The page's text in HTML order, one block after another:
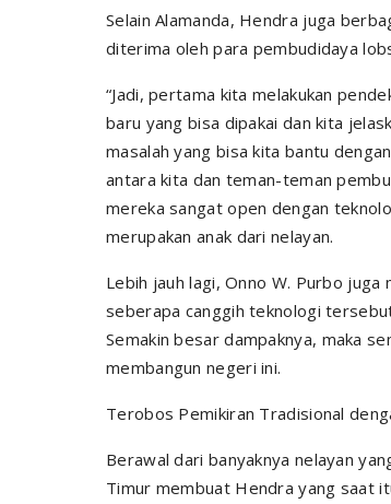
Selain Alamanda, Hendra juga
diterima oleh para pembudidaya
“Jadi, pertama kita melakukan
baru yang bisa dipakai dan kita
masalah yang bisa kita bantu
antara kita dan teman-teman
mereka sangat open dengan
merupakan anak dari nelayan.
Lebih jauh lagi, Onno W. Purbo
seberapa canggih teknologi
Semakin besar dampaknya, maka
membangun negeri ini.
Terobos Pemikiran Tradisional
Berawal dari banyaknya nelayan
Timur membuat Hendra yang saat